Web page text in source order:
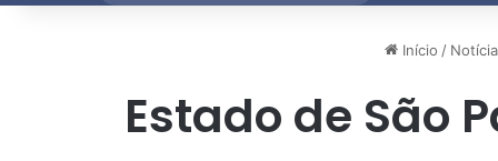
Início /
Estado de São